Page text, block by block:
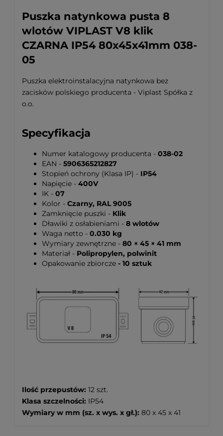
Puszka natynkowa pusta 8
wlotów VIPLAST V8 klik
CZARNA IP54 80x45x41mm 038-
05
Puszka elektroinstalacyjna natynkowa bez
zacisków polskiego producenta - Viplast Spółka z
o.o.
Specyfikacja
Numer katalogowy producenta - 038-02
EAN - 5906365212827
Stopień ochrony (Klasa IP) - IP54
Napięcie - 400V
IK - 07
Kolor - Czarny, RAL 9005
Zamknięcie puszki - Klik
Dławiki z osłabieniami - 8 wlotów
Waga netto - 0.030 kg
Wymiary zewnętrzne - 80 × 45 × 41 mm
Materiał - Polipropylen, polwinit
Opakowanie zbiorcze - 10 sztuk
Ilość przepustów: 12 szt.
Klasa szczelności: IP54
Wymiary w mm (sz. x wys. x gł.): 80 x 45 x 41